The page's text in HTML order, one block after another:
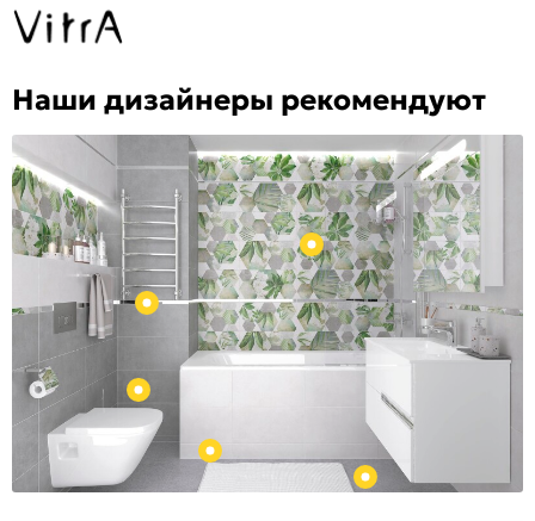
Наши дизайнеры рекомендуют